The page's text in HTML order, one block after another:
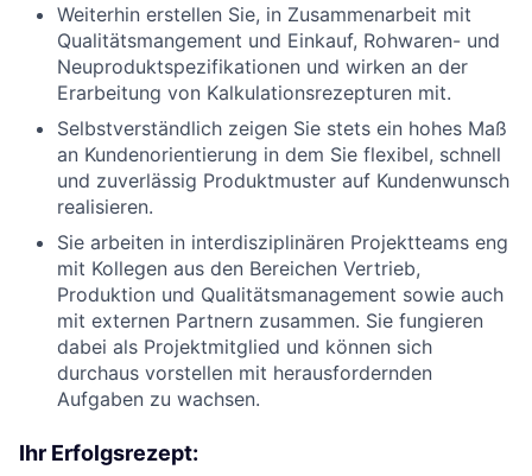
Weiterhin erstellen Sie, in Zusammenarbeit mit
Qualitätsmangement und Einkauf, Rohwaren- und
Neuproduktspezifikationen und wirken an der
Erarbeitung von Kalkulationsrezepturen mit.
Selbstverständlich zeigen Sie stets ein hohes Maß
an Kundenorientierung in dem Sie flexibel, schnell
und zuverlässig Produktmuster auf Kundenwunsch
realisieren.
Sie arbeiten in interdisziplinären Projektteams eng
mit Kollegen aus den Bereichen Vertrieb,
Produktion und Qualitätsmanagement sowie auch
mit externen Partnern zusammen. Sie fungieren
dabei als Projektmitglied und können sich
durchaus vorstellen mit herausfordernden
Aufgaben zu wachsen.
Ihr Erfolgsrezept: